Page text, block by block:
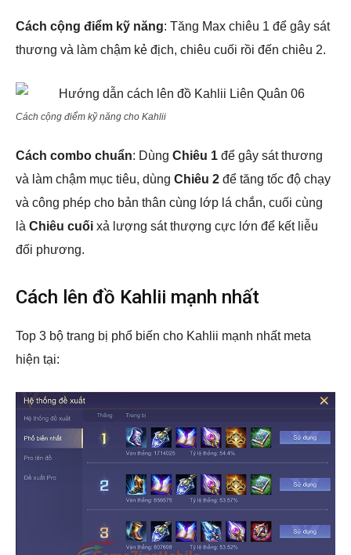
Cách cộng điểm kỹ năng: Tăng Max chiêu 1 để gây sát
thương và làm chậm kẻ địch, chiêu cuối rồi đến chiêu 2.
Cách cộng điểm kỹ năng cho Kahlii
Cách combo chuẩn: Dùng Chiêu 1 để gây sát thương
và làm chậm mục tiêu, dùng Chiêu 2 để tăng tốc độ chạy
và công phép cho bản thân cùng lớp lá chắn, cuối cùng
là Chiêu cuối xả lượng sát thượng cực lớn để kết liễu
đối phương.
Cách lên đồ Kahlii mạnh nhất
Top 3 bộ trang bị phổ biến cho Kahlii mạnh nhất meta
hiện tại: